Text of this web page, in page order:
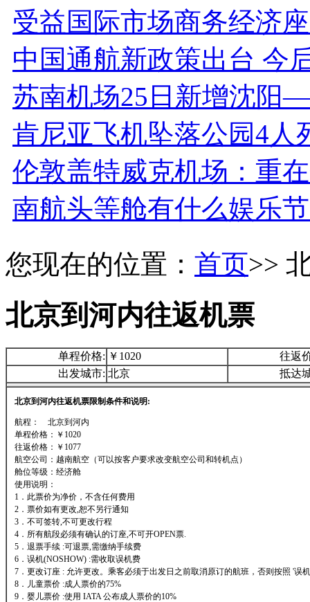
受益国际市场商务经济
中国通航新政策出台 今
苏南机场25日新增沈
肯尼亚飞机坠落公园4人
伦敦盖特威克机场：重
南航头等舱有什么娱乐
您现在的位置： 首页>>
北京到河内往返机票
单程价格: ￥1020
往返
出发城市: 北京 抵达
北京到河内往返机票限制条件和说明:
航程： 北京到河内
单程价格：￥1020
往返价格：￥1077
航空公司：越南航空（可以按客户要求改变航空公司和转机点）
舱位等级：经济舱
使用说明：
1．此票价为净价，不含任何费用
2．票价如有更改,恕不另行通知
3．不可签转,不可更改行程
4．所有航段必须有确认的订座,不可开OPEN票.
5．退票手续 :可退票,需缴纳手续费
6．误机(NOSHOW) :需收取误机费
7．更改订座 : 允许更改。乘客必须于出发日之前取消原订的航班，否则按照 '误
8．儿童票价 :成人票价的75%
9．婴儿票价 :使用 IATA 公布成人票价的10%